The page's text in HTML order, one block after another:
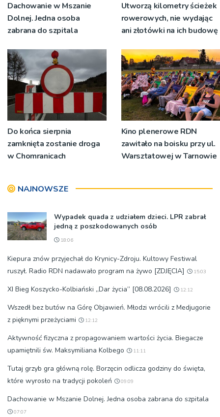
Dachowanie w Mszanie
Dolnej. Jedna osoba
zabrana do szpitala
Utworzą kilometry ścieżek
rowerowych, nie wydając
ani złotówki na ich budowę
Do końca sierpnia
zamknięta zostanie droga
w Chomranicach
Kino plenerowe RDN
zawitało na boisku przy ul.
Warsztatowej w Tarnowie
NAJNOWSZE
Wypadek quada z udziałem dzieci. LPR zabrał
jedną z poszkodowanych osób
18:06
Kiepura znów przyjechał do Krynicy-Zdroju. Kultowy Festiwal
ruszył. Radio RDN nadawało program na żywo [ZDJĘCIA]
15:03
XI Bieg Koszycko-Kolbiański „Dar życia” [08.08.2026] 12:12
Wszedł bez butów na Górę Objawień. Młodzi wrócili z Medjugorie
z pięknymi przeżyciami
12:12
Aktywność fizyczna z propagowaniem wartości życia. Biegacze
upamiętnili św. Maksymiliana Kolbego
11:11
Tutaj grzyb gra główną rolę. Borzęcin odlicza godziny do święta,
które wyrosło na tradycji pokoleń
09:09
Dachowanie w Mszanie Dolnej. Jedna osoba zabrana do szpitala
07:07